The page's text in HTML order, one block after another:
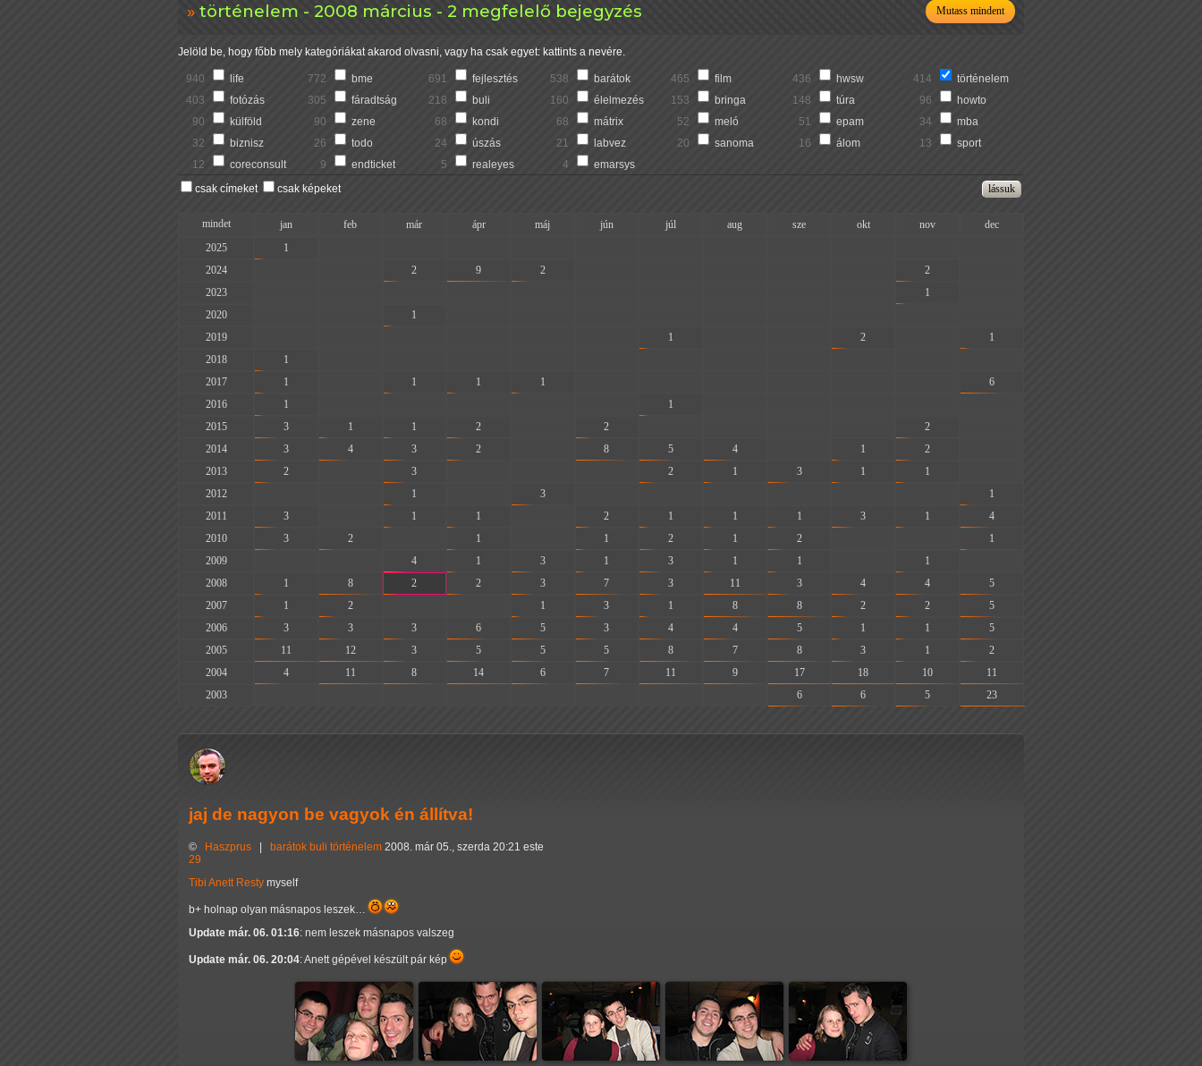
történelem - 2008 március - 2 megfelelő bejegyzés Mutass mindent
Jelöld be, hogy főbb mely kategóriákat akarod olvasni, vagy ha csak egyet: kattints a nevére.
940 life 772 bme 691 fejlesztés 538 barátok 465 film 436 hwsw 414
történelem
403
fotózás 305 fáradtság 218 buli 160 élelmezés 153 bringa 148 túra 96
howto
90
külföld 90 zene 68 kondi 68 mátrix 52 meló 51 epam 34
mba
32
biznisz 26 todo 24 úszás 21 labvez 20 sanoma 16 álom 13
sport
12
coreconsult 9 endticket 5 realeyes 4
emarsys
csak címeket
csak képeket
mindet jan feb már ápr máj jún júl aug sze okt nov
dec
2025
1
2024
2 9 2 2
2023
1
2020
1
2019
1 2
1
2018
1
2017
1 1 1 1
6
2016
1 1
2015
3 1 1 2 2 2
2014
3 4 3 2 8 5 4 1 2
2013
2 3 2 1 3 1 1
2012
1 3
1
2011
3 1 1 2 1 1 1 3 1
4
2010
3 2 1 1 2 1 2
1
2009
4 1 3 1 3 1 1 1
2008
1 8 2 2 3 7 3 11 3 4 4
5
2007
1 2 1 3 1 8 8 2 2
5
2006
3 3 3 6 5 3 4 4 5 1 1
5
2005
11 12 3 5 5 5 8 7 8 3 1
2
2004
4 11 8 14 6 7 11 9 17 18 10
11
2003
6 6 5 23
jaj de nagyon be vagyok én állítva!
© Haszprus barátok buli történelem 2008. már 05., szerda 20:21 este
29
Tibi Anett Resty myself
b+ holnap olyan másnapos leszek…
Update már. 06. 01:16: nem leszek másnapos valszeg
Update már. 06. 20:04: Anett gépével készült pár kép